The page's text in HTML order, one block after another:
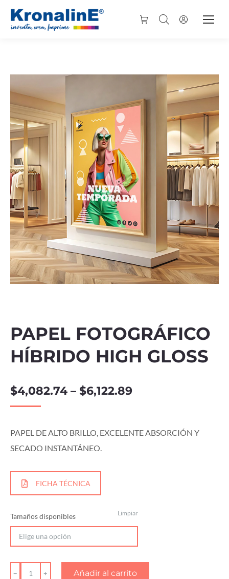
PAPEL FOTOGRÁFICO
HÍBRIDO HIGH GLOSS
$4,082.74 – $6,122.89
PAPEL DE ALTO BRILLO, EXCELENTE ABSORCIÓN Y
SECADO INSTANTÁNEO.
FICHA TÉCNICA
Tamaños disponibles Limpiar
PAPEL
Añadir al carrito